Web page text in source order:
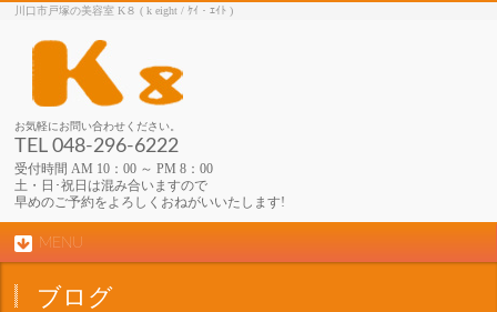
川口市戸塚の美容室 K８ ( k eight / ｹｲ・ｴｲﾄ )
お気軽にお問い合わせください。
TEL 048-296-6222
受付時間 AM 10：00 ～ PM 8：00
土・日･祝日は混み合いますので
早めのご予約をよろしくおねがいいたします!
MENU
ブログ